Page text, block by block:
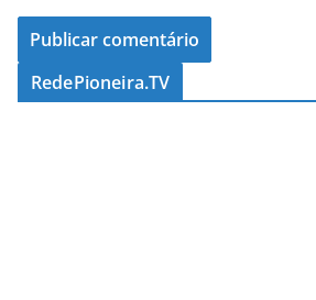
RedePioneira.TV